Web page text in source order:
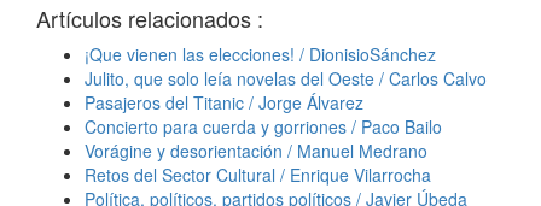
Artículos relacionados :
¡Que vienen las elecciones! / DionisioSánchez
Julito, que solo leía novelas del Oeste / Carlos Calvo
Pasajeros del Titanic / Jorge Álvarez
Concierto para cuerda y gorriones / Paco Bailo
Vorágine y desorientación / Manuel Medrano
Retos del Sector Cultural / Enrique Vilarrocha
Política, políticos, partidos políticos / Javier Úbeda